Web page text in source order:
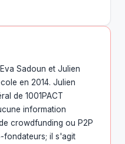
Sadoun et Julien
en 2014. Julien
de 1001PACT
information
crowdfunding ou P2P
fondateurs; il s'agit